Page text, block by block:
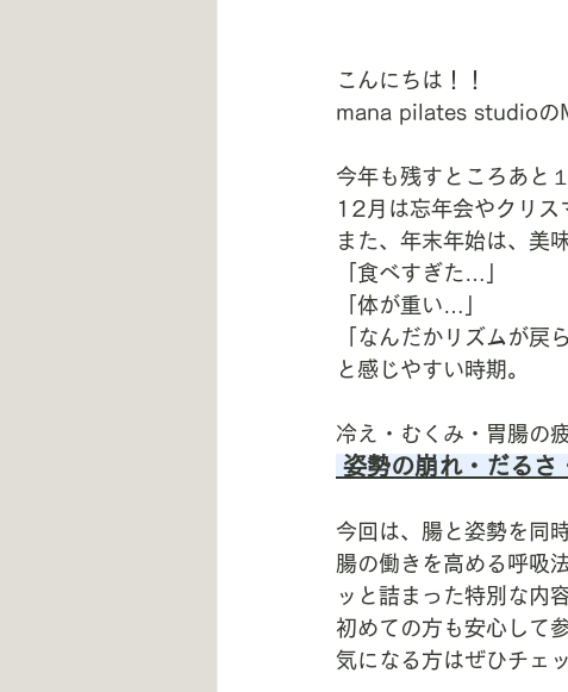
こんにちは！！
mana pilates studioの
今年も残すところあと
12月は忘年会やクリス
また、年末年始は、美
「食べすぎた…」
「体が重い…」
「なんだかリズムが戻
と感じやすい時期。
冷え・むくみ・胃腸の
姿勢の崩れ・だるさ
今回は、腸と姿勢を同
腸の働きを高める呼吸
ッと詰まった特別な内容
初めての方も安心して
気になる方はぜひチェ